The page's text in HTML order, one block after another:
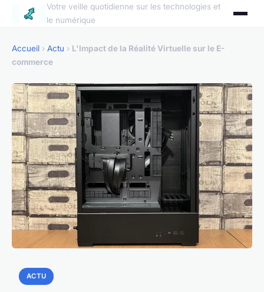
Votre veille quotidienne sur les technologies et
le numérique
Accueil › Actu › L'Impact de la Réalité Virtuelle sur le E-
commerce
ACTU